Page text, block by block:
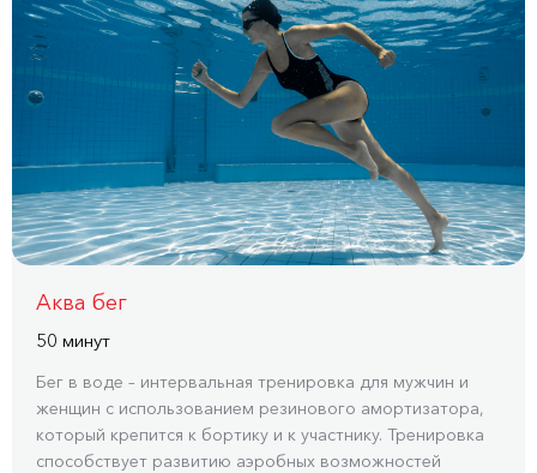
Аква бег
50 минут
Бег в воде – интервальная тренировка для мужчин и
женщин с использованием резинового амортизатора,
который крепится к бортику и к участнику. Тренировка
способствует развитию аэробных возможностей